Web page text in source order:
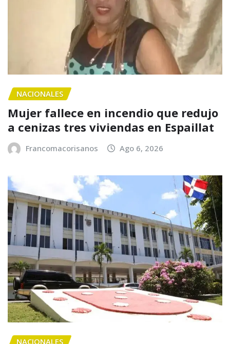
NACIONALES
Mujer fallece en incendio que redujo
a cenizas tres viviendas en Espaillat
Francomacorisanos Ago 6, 2026
NACIONALES